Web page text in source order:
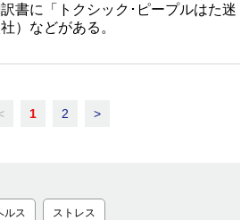
書に「トクシック･ピープルはた迷
）などがある。
1 2 >
ルス ストレス